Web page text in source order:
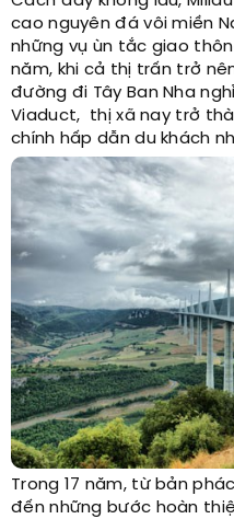
cao nguyên đá vôi miền
những vụ ùn tắc giao
năm, khi cả thị trấn trở
đường đi Tây Ban Nha
Viaduct, thị xã nay trở
chính hấp dẫn du khách
Trong 17 năm, từ bản
đến những bước hoàn